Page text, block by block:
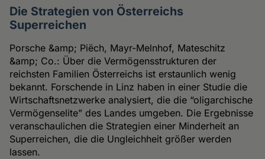
Die Strategien von Österreichs
Superreichen
Porsche &amp; Piëch, Mayr-Melnhof, Mateschitz
&amp; Co.: Über die Vermögensstrukturen der
reichsten Familien Österreichs ist erstaunlich wenig
bekannt. Forschende in Linz haben in einer Studie die
Wirtschaftsnetzwerke analysiert, die die “oligarchische
Vermögenselite” des Landes umgeben. Die Ergebnisse
veranschaulichen die Strategien einer Minderheit an
Superreichen, die die Ungleichheit größer werden
lassen.